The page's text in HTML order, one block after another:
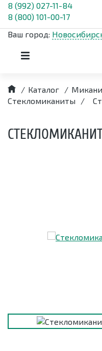
8 (992) 027-11-84
8 (800) 101-00-17
Ваш город:
/ Каталог /
Стекломиканиты
/